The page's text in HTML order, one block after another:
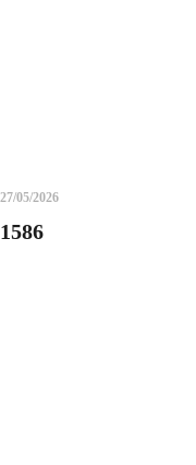
27/05/2026
1586